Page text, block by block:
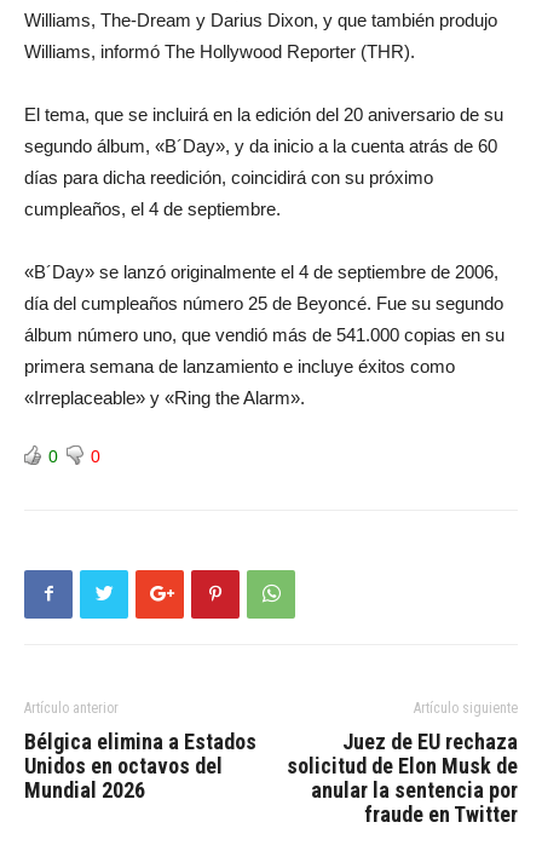
Williams, The-Dream y Darius Dixon, y que también produjo
Williams, informó The Hollywood Reporter (THR).
El tema, que se incluirá en la edición del 20 aniversario de su
segundo álbum, «B´Day», y da inicio a la cuenta atrás de 60
días para dicha reedición, coincidirá con su próximo
cumpleaños, el 4 de septiembre.
«B´Day» se lanzó originalmente el 4 de septiembre de 2006,
día del cumpleaños número 25 de Beyoncé. Fue su segundo
álbum número uno, que vendió más de 541.000 copias en su
primera semana de lanzamiento e incluye éxitos como
«Irreplaceable» y «Ring the Alarm».
0 0
Artículo anterior
Bélgica elimina a Estados
Unidos en octavos del
Mundial 2026
Artículo siguiente
Juez de EU rechaza
solicitud de Elon Musk de
anular la sentencia por
fraude en Twitter